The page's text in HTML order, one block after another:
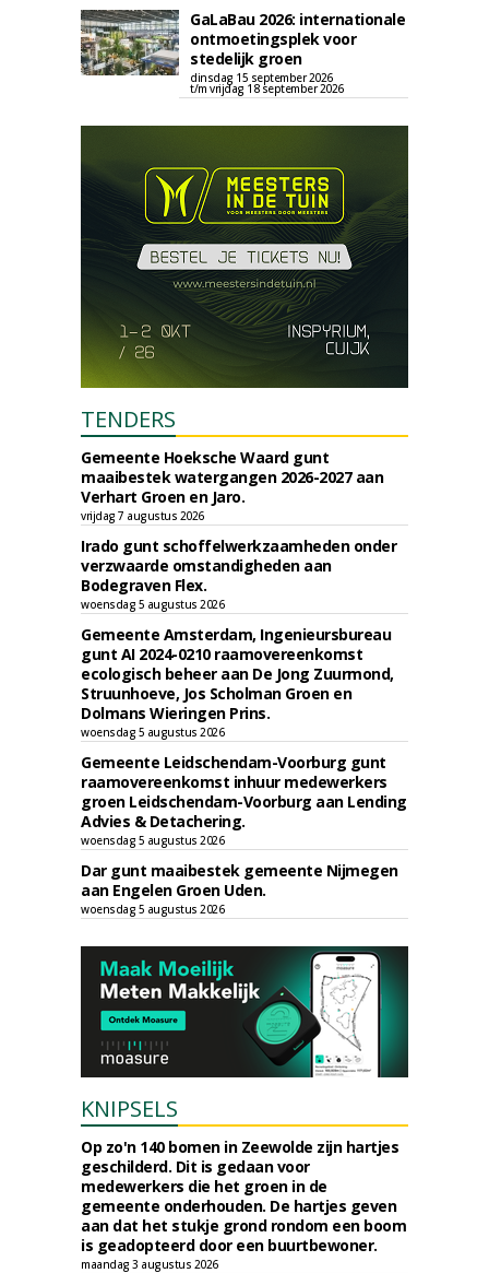
GaLaBau 2026: internationale
ontmoetingsplek voor
stedelijk groen
dinsdag 15 september 2026
t/m vrijdag 18 september 2026
TENDERS
Gemeente Hoeksche Waard gunt
maaibestek watergangen 2026-2027 aan
Verhart Groen en Jaro.
vrijdag 7 augustus 2026
Irado gunt schoffelwerkzaamheden onder
verzwaarde omstandigheden aan
Bodegraven Flex.
woensdag 5 augustus 2026
Gemeente Amsterdam, Ingenieursbureau
gunt AI 2024-0210 raamovereenkomst
ecologisch beheer aan De Jong Zuurmond,
Struunhoeve, Jos Scholman Groen en
Dolmans Wieringen Prins.
woensdag 5 augustus 2026
Gemeente Leidschendam-Voorburg gunt
raamovereenkomst inhuur medewerkers
groen Leidschendam-Voorburg aan Lending
Advies & Detachering.
woensdag 5 augustus 2026
Dar gunt maaibestek gemeente Nijmegen
aan Engelen Groen Uden.
woensdag 5 augustus 2026
KNIPSELS
Op zo'n 140 bomen in Zeewolde zijn hartjes
geschilderd. Dit is gedaan voor
medewerkers die het groen in de
gemeente onderhouden. De hartjes geven
aan dat het stukje grond rondom een boom
is geadopteerd door een buurtbewoner.
maandag 3 augustus 2026